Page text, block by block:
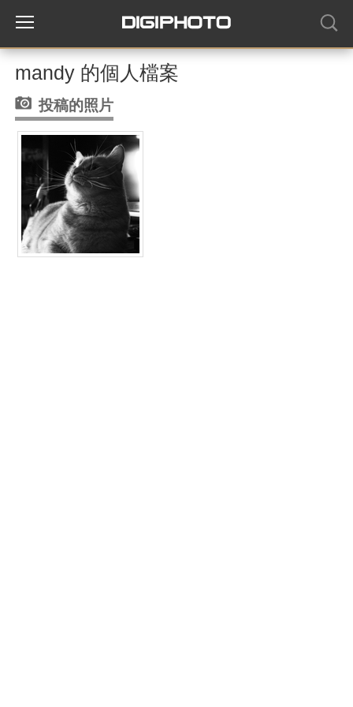
mandy 的個人檔案
投稿的照片